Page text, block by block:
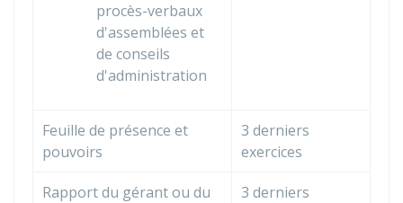
procès-verbaux
d'assemblées et
de conseils
d'administration
Feuille de présence et
pouvoirs
3 derniers
exercices
Rapport du gérant ou du
3 derniers